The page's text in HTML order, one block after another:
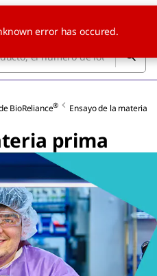
BioReliance®
Ensayo de la materia
prima
error has occured.